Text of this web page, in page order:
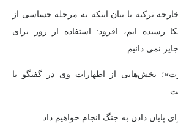
ترکیه با بیان اینکه به مرحله حساسی از
رسیده ایم، افزود: استفاده از زور برای
نمی دانیم.
بخش‌هایی از اظهارات وی در گفتگو با
پایان دادن به جنگ انجام خواهیم داد